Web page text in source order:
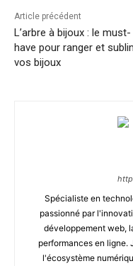
Article précédent
L’arbre à bijoux : le must-
have pour ranger et
vos bijoux
Spécialiste en
passionné par
développement web,
performances en ligne.
l'écosystème